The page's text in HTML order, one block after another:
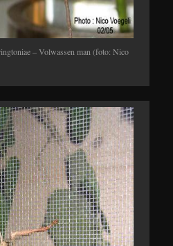
– Volwassen man (foto: Nico